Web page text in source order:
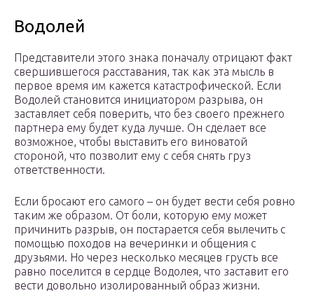
Водолей
Представители этого знака поначалу отрицают факт
свершившегося расставания, так как эта мысль в
первое время им кажется катастрофической. Если
Водолей становится инициатором разрыва, он
заставляет себя поверить, что без своего прежнего
партнера ему будет куда лучше. Он сделает все
возможное, чтобы выставить его виноватой
стороной, что позволит ему с себя снять груз
ответственности.
Если бросают его самого – он будет вести себя ровно
таким же образом. От боли, которую ему может
причинить разрыв, он постарается себя вылечить с
помощью походов на вечеринки и общения с
друзьями. Но через несколько месяцев грусть все
равно поселится в сердце Водолея, что заставит его
вести довольно изолированный образ жизни.